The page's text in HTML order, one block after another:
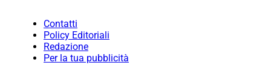
Contatti
Policy Editoriali
Redazione
Per la tua pubblicità